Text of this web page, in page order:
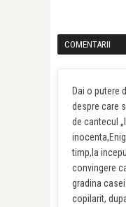
COMENTARII
Dai o putere
despre care
de cantecul
timp,la
convingere
gradina
copilarit,